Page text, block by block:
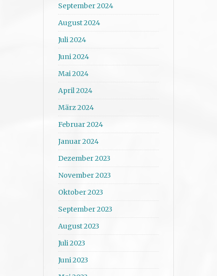
September 2024
August 2024
Juli 2024
Juni 2024
Mai 2024
April 2024
März 2024
Februar 2024
Januar 2024
Dezember 2023
November 2023
Oktober 2023
September 2023
August 2023
Juli 2023
Juni 2023